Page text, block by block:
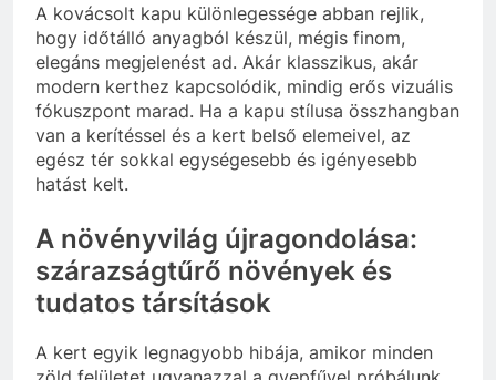
A kovácsolt kapu különlegessége abban rejlik,
hogy időtálló anyagból készül, mégis finom,
elegáns megjelenést ad. Akár klasszikus, akár
modern kerthez kapcsolódik, mindig erős vizuális
fókuszpont marad. Ha a kapu stílusa összhangban
van a kerítéssel és a kert belső elemeivel, az
egész tér sokkal egységesebb és igényesebb
hatást kelt.
A növényvilág újragondolása:
szárazságtűrő növények és
tudatos társítások
A kert egyik legnagyobb hibája, amikor minden